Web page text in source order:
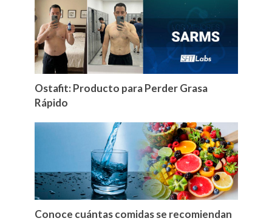
Ostafit: Producto para Perder Grasa
Rápido
Conoce cuántas comidas se recomiendan